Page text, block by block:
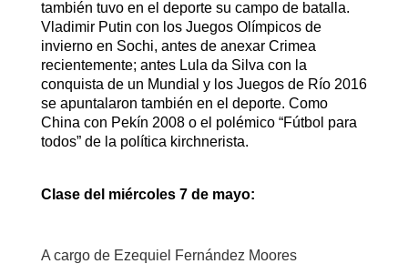
también tuvo en el deporte su campo de batalla.
Vladimir Putin con los Juegos Olímpicos de
invierno en Sochi, antes de anexar Crimea
recientemente; antes Lula da Silva con la
conquista de un Mundial y los Juegos de Río 2016
se apuntalaron también en el deporte. Como
China con Pekín 2008 o el polémico “Fútbol para
todos” de la política kirchnerista.
Clase del miércoles 7 de mayo:
A cargo de Ezequiel Fernández Moores